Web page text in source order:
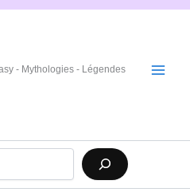
- Mythologies - Légendes